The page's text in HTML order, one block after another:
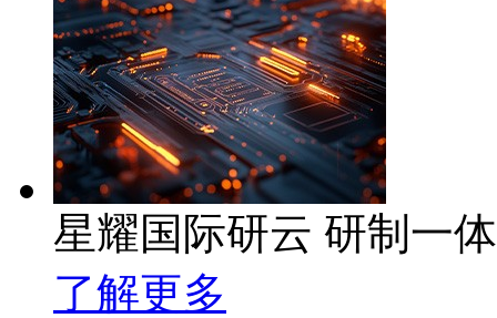
星耀国际研云 研制一
了解更多